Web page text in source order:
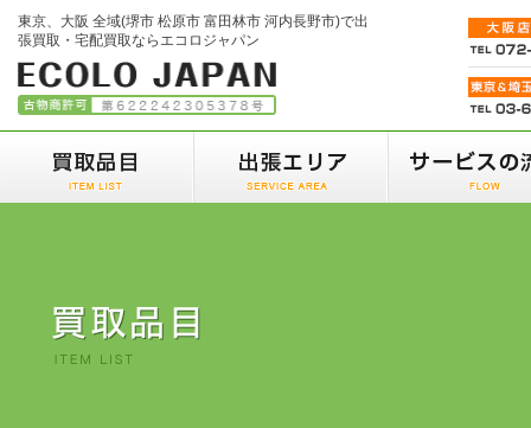
東京、大阪 全域(堺市 松原市 富田林市 河内長野市)で出
張買取・宅配買取ならエコロジャパン